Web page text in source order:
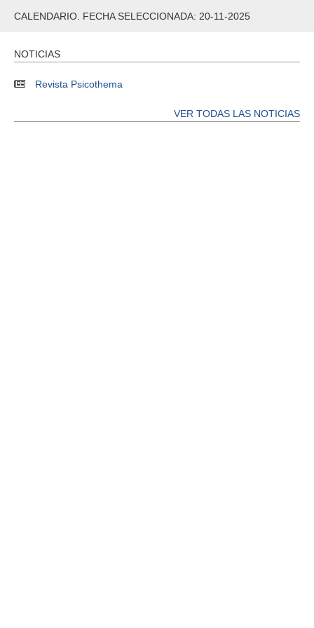
CALENDARIO. FECHA SELECCIONADA: 20-11-2025
NOTICIAS
Revista Psicothema
VER TODAS LAS NOTICIAS